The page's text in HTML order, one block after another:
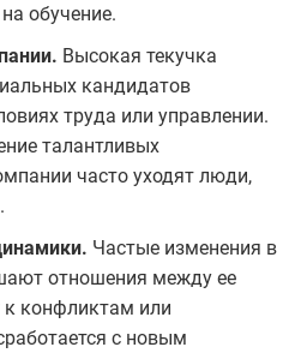
обучение.
Высокая текучка
кандидатов
труда или управлении.
талантливых
часто уходят люди,
Частые изменения в
отношения между ее
к конфликтам или
с новым